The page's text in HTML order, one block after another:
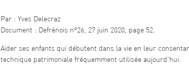
Par : Yves Delecraz
Document : Defrénois n°26, 27 juin 2020, page 52.
Aider ses enfants qui débutent dans la vie en leur
technique patrimoniale fréquemment utilisée aujourd’hui.